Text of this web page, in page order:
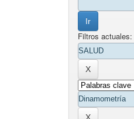
Filtros actuales: